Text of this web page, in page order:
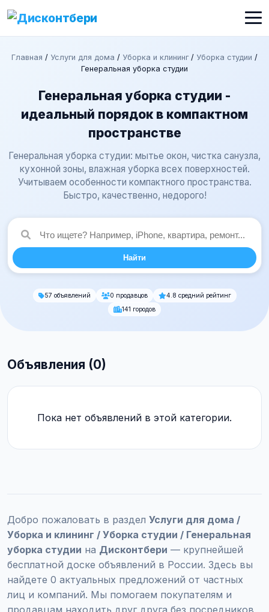
Главная / Услуги для дома / Уборка и клининг/ Уборка студии /
Генеральная уборка студии
Генеральная уборка студии -
идеальный порядок в компактном
пространстве
Генеральная уборка студии: мытье окон, чистка санузла,
кухонной зоны, влажная уборка всех поверхностей.
Учитываем особенности компактного пространства.
Быстро, качественно, недорого!
Найти
57 объявлений 0 продавцов
4.8 средний рейтинг
141 городов
Объявления (0)
Пока нет объявлений в этой категории.
Добро пожаловать в раздел Услуги для дома /
Уборка и клининг / Уборка студии / Генеральная
уборка студии на Дисконтбери — крупнейшей
бесплатной доске объявлений в России. Здесь вы
найдете 0 актуальных предложений от частных
лиц и компаний. Мы помогаем покупателям и
продавцам находить друг друга без посредников